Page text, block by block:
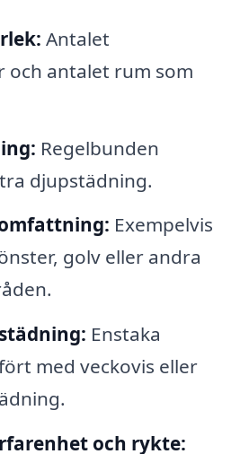
Antalet
och antalet rum som
Regelbunden
djupstädning.
Exempelvis
golv eller andra
Enstaka
med veckovis eller
och rykte: